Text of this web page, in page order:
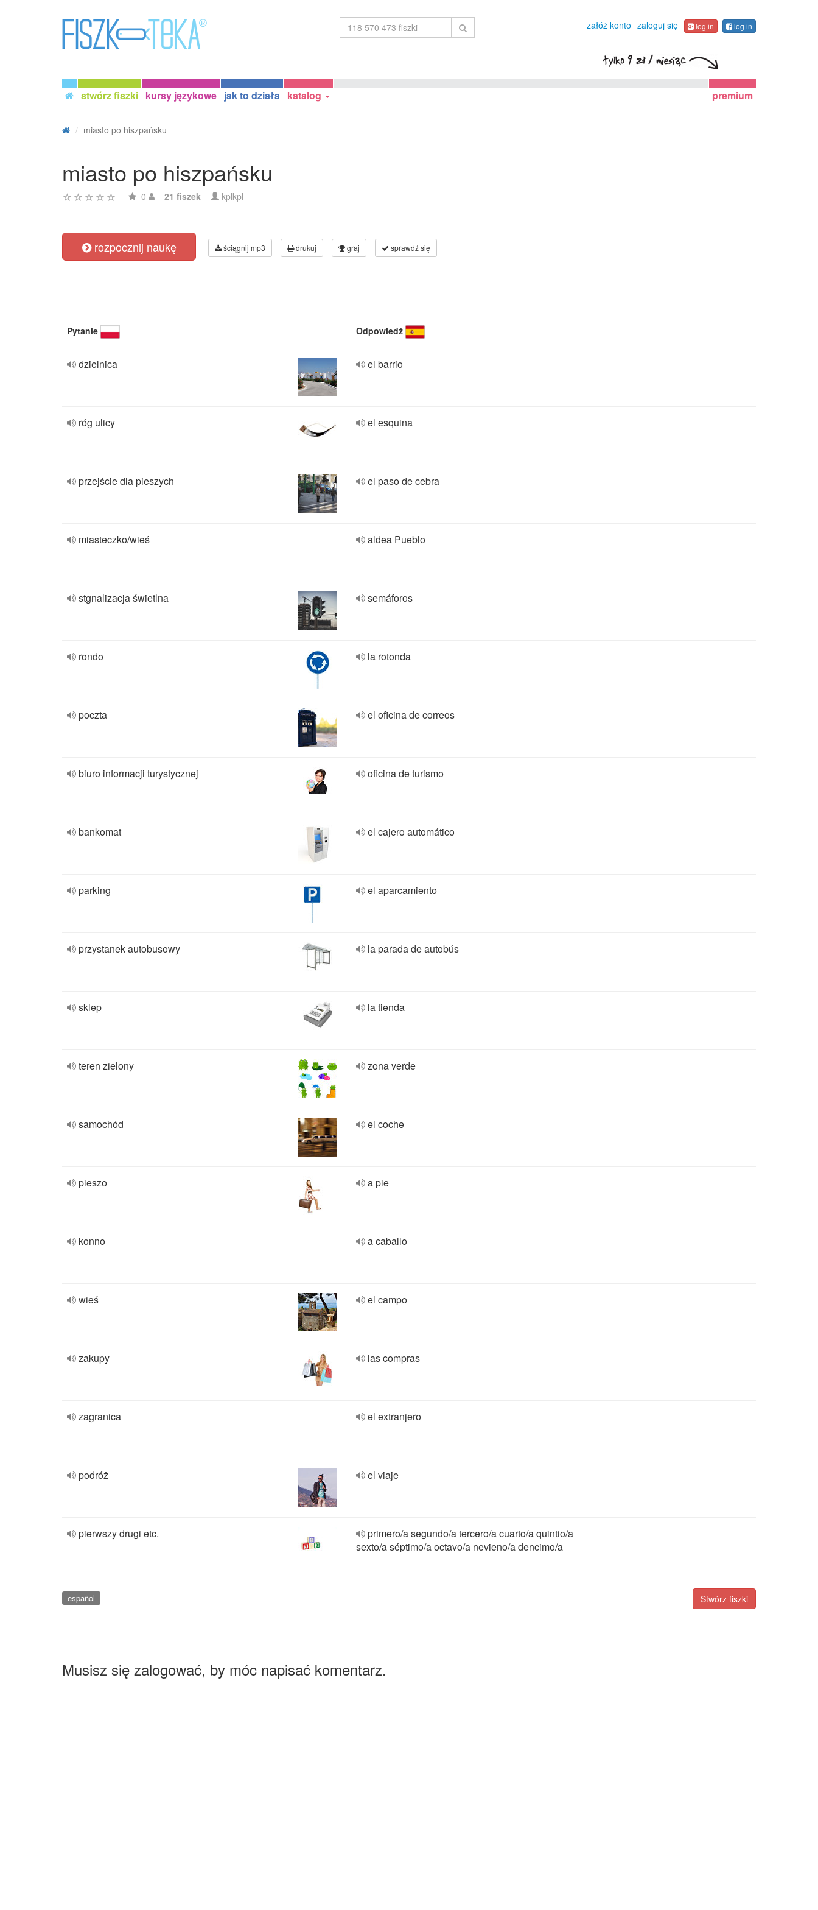
załóż konto zaloguj się log in log in
stwórz fiszki kursy językowe jak to działa katalog premium
miasto po hiszpańsku
miasto po hiszpańsku
0 21 fiszek kplkpl
rozpocznij naukę ściągnij mp3 drukuj graj sprawdź się
Pytanie Odpowiedź
dzielnica el barrio
róg ulicy el esquina
przejście dla pieszych el paso de cebra
miasteczko/wieś aldea Pueblo
stgnalizacja świetlna semáforos
rondo la rotonda
poczta el oficina de correos
biuro informacji turystycznej oficina de turismo
bankomat el cajero automático
parking el aparcamiento
przystanek autobusowy la parada de autobús
sklep la tienda
teren zielony zona verde
samochód el coche
pieszo a pie
konno a caballo
wieś el campo
zakupy las compras
zagranica el extranjero
podróż el viaje
pierwszy drugi etc.
primero/a segundo/a tercero/a cuarto/a quintio/a
sexto/a séptimo/a octavo/a nevieno/a dencimo/a
Stwórz fiszki
español
Musisz się zalogować, by móc napisać komentarz.